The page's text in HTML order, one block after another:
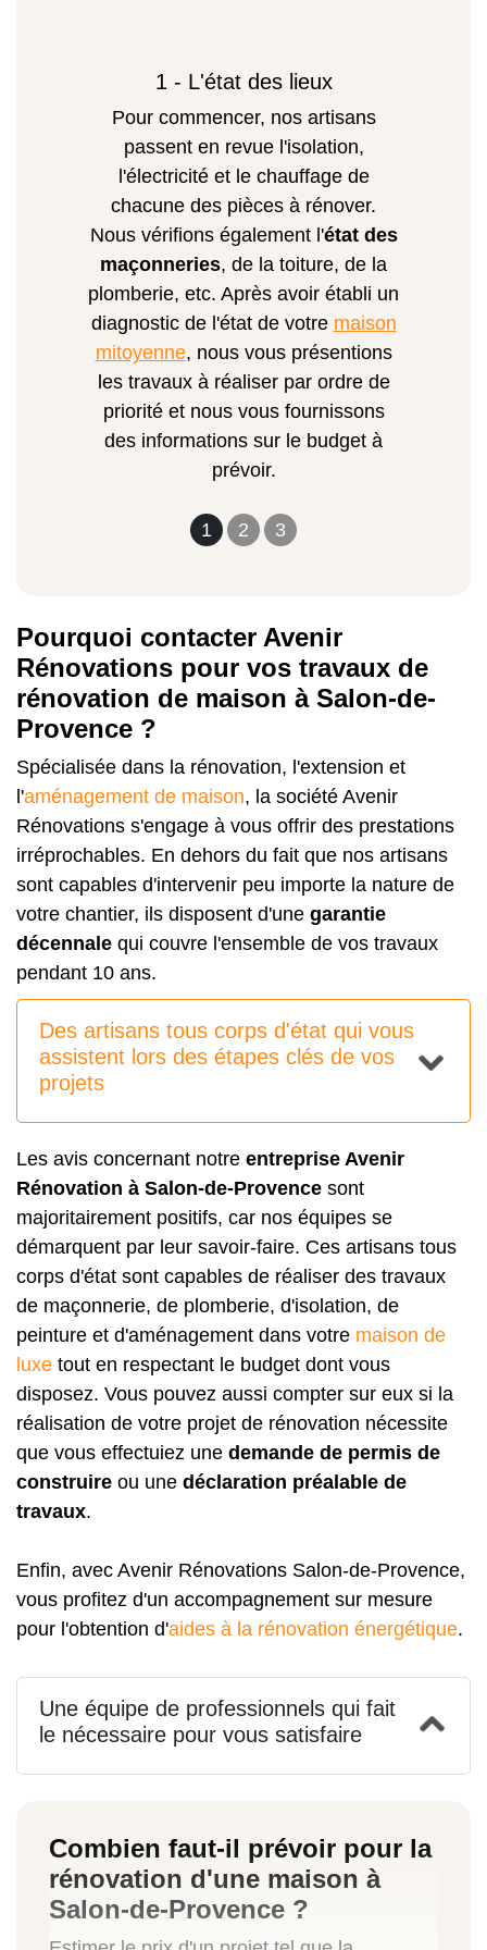
1 2 3
1 - L'état des lieux
Pour commencer, nos artisans
passent en revue l'isolation,
l'électricité et le chauffage de
chacune des pièces à rénover.
Nous vérifions également l'état des
maçonneries, de la toiture, de la
plomberie, etc. Après avoir établi un
diagnostic de l'état de votre maison
mitoyenne, nous vous présentions
les travaux à réaliser par ordre de
priorité et nous vous fournissons
des informations sur le budget à
prévoir.
Pourquoi contacter Avenir
Rénovations pour vos travaux de
rénovation de maison à Salon-de-
Provence ?
Spécialisée dans la rénovation, l'extension et
l'aménagement de maison, la société Avenir
Rénovations s'engage à vous offrir des prestations
irréprochables. En dehors du fait que nos artisans
sont capables d'intervenir peu importe la nature de
votre chantier, ils disposent d'une garantie
décennale qui couvre l'ensemble de vos travaux
pendant 10 ans.
Des artisans tous corps d'état qui vous
assistent lors des étapes clés de vos
projets
Les avis concernant notre entreprise Avenir
Rénovation à Salon-de-Provence sont
majoritairement positifs, car nos équipes se
démarquent par leur savoir-faire. Ces artisans tous
corps d'état sont capables de réaliser des travaux
de maçonnerie, de plomberie, d'isolation, de
peinture et d'aménagement dans votre maison de
luxe tout en respectant le budget dont vous
disposez. Vous pouvez aussi compter sur eux si la
réalisation de votre projet de rénovation nécessite
que vous effectuiez une demande de permis de
construire ou une déclaration préalable de
travaux.
Enfin, avec Avenir Rénovations Salon-de-Provence,
vous profitez d'un accompagnement sur mesure
pour l'obtention d'aides à la rénovation énergétique.
Une équipe de professionnels qui fait
le nécessaire pour vous satisfaire
Combien faut-il prévoir pour la
rénovation d'une maison à
Salon-de-Provence ?